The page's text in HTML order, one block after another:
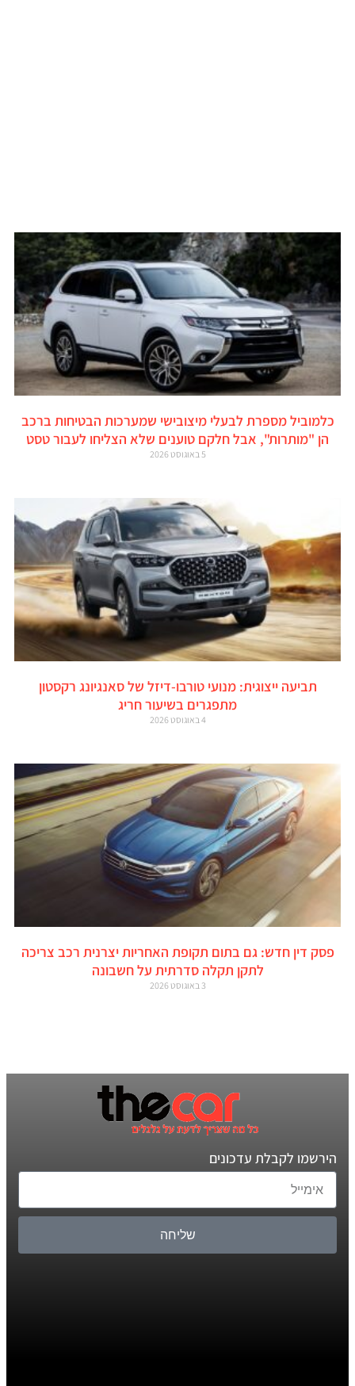
כלמוביל מספרת לבעלי מיצובישי שמערכות הבטיחות ברכב
הן "מותרות", אבל חלקם טוענים שלא הצליחו לעבור טסט
5 באוגוסט 2026
תביעה ייצוגית: מנועי טורבו-דיזל של סאנגיונג רקסטון
מתפגרים בשיעור חריג
4 באוגוסט 2026
פסק דין חדש: גם בתום תקופת האחריות יצרנית רכב צריכה
לתקן תקלה סדרתית על חשבונה
3 באוגוסט 2026
הירשמו לקבלת עדכונים
שליחה